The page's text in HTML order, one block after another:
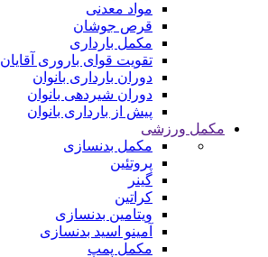
مواد معدنی
قرص جوشان
مکمل بارداری
تقویت قوای باروری آقایان
دوران بارداری بانوان
دوران شیردهی بانوان
پیش از بارداری بانوان
مکمل ورزشی
مکمل بدنسازی
پروتئین
گینر
کراتین
ویتامین بدنسازی
آمینو اسید بدنسازی
مکمل پمپ